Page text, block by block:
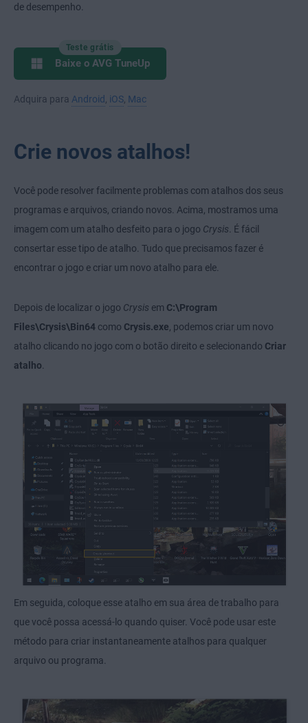
de desempenho.
Teste grátis
Baixe o AVG TuneUp
Adquira para Android iOS Mac
Crie novos atalhos!
Você pode resolver facilmente problemas com atalhos dos seus
programas e arquivos, criando novos. Acima, mostramos uma
imagem com um atalho desfeito para o jogo Crysis . É fácil
consertar esse tipo de atalho. Tudo que precisamos fazer é
encontrar o jogo e criar um novo atalho para ele.
Depois de localizar o jogo Crysis em C:\Program
Files\Crysis\Bin64 como Crysis.exe , podemos criar um novo
atalho clicando no jogo com o botão direito e selecionando Criar
atalho
Em seguida, coloque esse atalho em sua área de trabalho para
que você possa acessá-lo quando quiser. Você pode usar este
método para criar instantaneamente atalhos para qualquer
arquivo ou programa.